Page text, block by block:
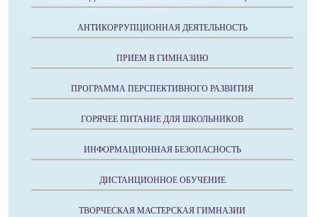
АНТИКОРРУПЦИОННАЯ ДЕЯТЕЛЬНОСТЬ
ПРИЕМ В ГИМНАЗИЮ
ПРОГРАММА ПЕРСПЕКТИВНОГО РАЗВИТИЯ
ГОРЯЧЕЕ ПИТАНИЕ ДЛЯ ШКОЛЬНИКОВ
ИНФОРМАЦИОННАЯ БЕЗОПАСНОСТЬ
ДИСТАНЦИОННОЕ ОБУЧЕНИЕ
ТВОРЧЕСКАЯ МАСТЕРСКАЯ ГИМНАЗИИ